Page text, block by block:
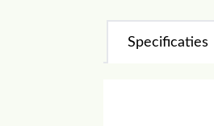
Specificaties